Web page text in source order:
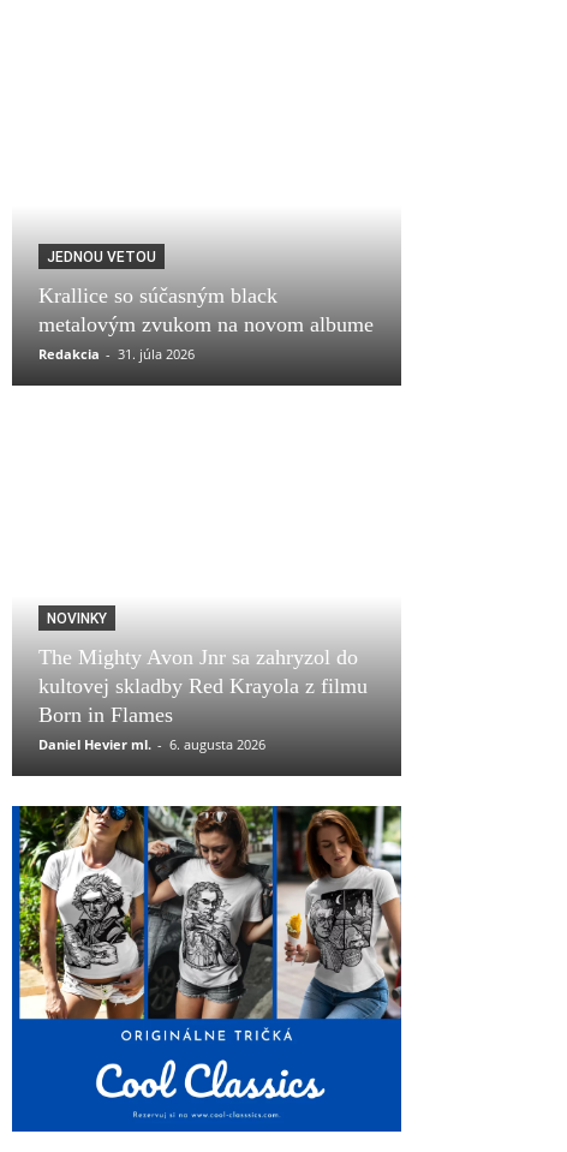
JEDNOU VETOU
Krallice so súčasným black
metalovým zvukom na novom albume
Redakcia - 31. júla 2026
NOVINKY
The Mighty Avon Jnr sa zahryzol do
kultovej skladby Red Krayola z filmu
Born in Flames
Daniel Hevier ml. - 6. augusta 2026